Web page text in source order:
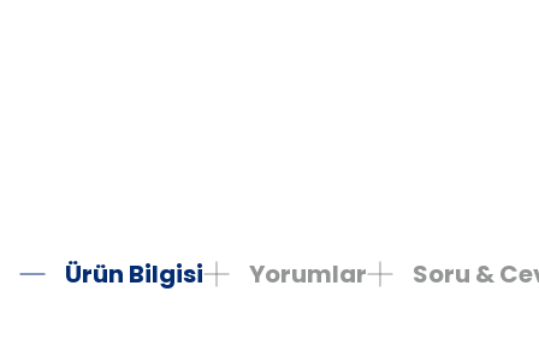
Ürün Bilgisi Yorumlar Soru &